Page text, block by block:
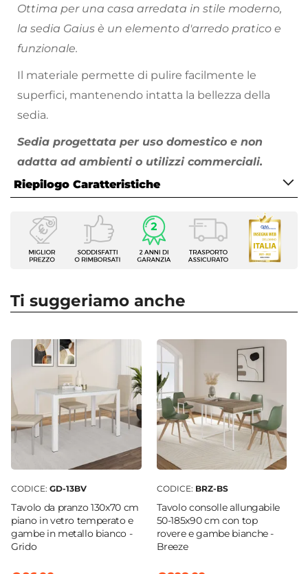
Ottima per una casa arredata in stile moderno,
la sedia Gaius è un elemento d'arredo pratico e
funzionale.
Il materiale permette di pulire facilmente le
superfici, mantenendo intatta la bellezza della
sedia.
Sedia progettata per uso domestico e non
adatta ad ambienti o utilizzi commerciali.
Riepilogo Caratteristiche
Caratteristiche
Tipologia
Set di sedie
Numero Elementi
Dimensioni
48 x 39,5 cm
Altezza
75 cm
Altezza Seduta
40 cm
Materiale Gambe
Polipropilene
Portata Massima
150 Kg
Colore Gambe
Ti suggeriamo anche
CODICE: GD-13BV
Tavolo da pranzo 130x70 cm
piano in vetro temperato e
gambe in metallo bianco -
Grido
CODICE: BRZ-BS
Tavolo consolle allungabile
50-185x90 cm con top
rovere e gambe bianche -
Breeze